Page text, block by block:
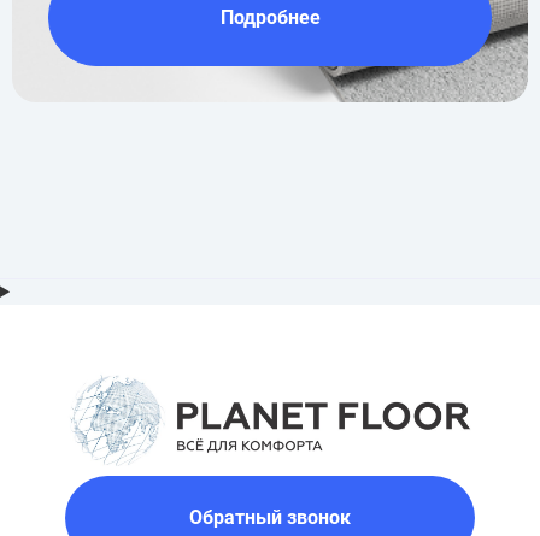
Подробнее
Обратный звонок